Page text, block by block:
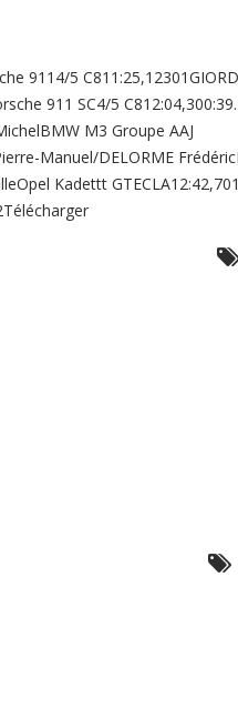
9114/5
911 SC4/5
M3 Groupe AAJ
Manuel/DELORME
Kadettt